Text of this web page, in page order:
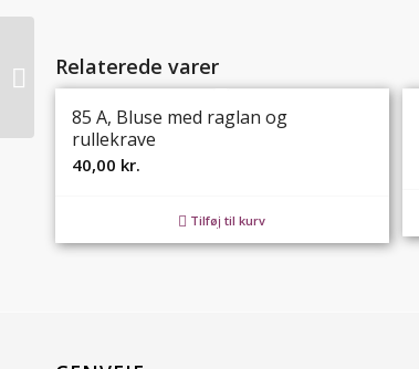
Relaterede varer
85 A, Bluse med raglan og
rullekrave
40,00 kr.
Tilføj til kurv
277 A, Bluse med V-
hals